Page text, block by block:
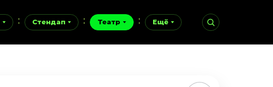
Стендап Театр Ещё